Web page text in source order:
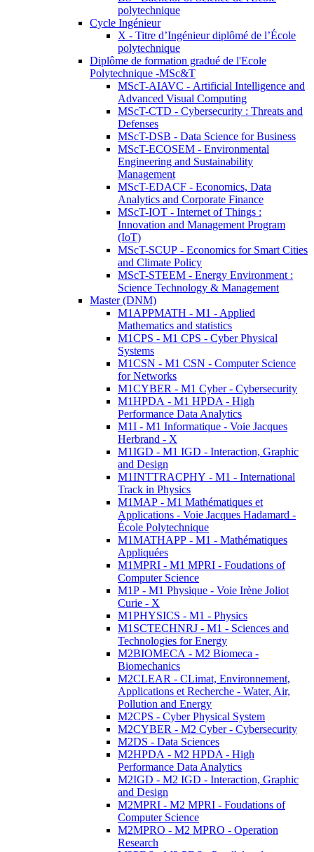
polytechnique
Cycle Ingénieur
X - Titre d’Ingénieur diplômé de l’École
polytechnique
Diplôme de formation gradué de l'Ecole
Polytechnique -MSc&T
MScT-AIAVC - Artificial Intelligence and
Advanced Visual Computing
MScT-CTD - Cybersecurity : Threats and
Defenses
MScT-DSB - Data Science for Business
MScT-ECOSEM - Environmental
Engineering and Sustainability
Management
MScT-EDACF - Economics, Data
Analytics and Corporate Finance
MScT-IOT - Internet of Things :
Innovation and Management Program
(IoT)
MScT-SCUP - Economics for Smart Cities
and Climate Policy
MScT-STEEM - Energy Environment :
Science Technology & Management
Master (DNM)
M1APPMATH - M1 - Applied
Mathematics and statistics
M1CPS - M1 CPS - Cyber Physical
Systems
M1CSN - M1 CSN - Computer Science
for Networks
M1CYBER - M1 Cyber - Cybersecurity
M1HPDA - M1 HPDA - High
Performance Data Analytics
M1I - M1 Informatique - Voie Jacques
Herbrand - X
M1IGD - M1 IGD - Interaction, Graphic
and Design
M1INTTRACPHY - M1 - International
Track in Physics
M1MAP - M1 Mathématiques et
Applications - Voie Jacques Hadamard -
École Polytechnique
M1MATHAPP - M1 - Mathématiques
Appliquées
M1MPRI - M1 MPRI - Foudations of
Computer Science
M1P - M1 Physique - Voie Irène Joliot
Curie - X
M1PHYSICS - M1 - Physics
M1SCTECHNRJ - M1 - Sciences and
Technologies for Energy
M2BIOMECA - M2 Biomeca -
Biomechanics
M2CLEAR - CLimat, Environnement,
Applications et Recherche - Water, Air,
Pollution and Energy
M2CPS - Cyber Physical System
M2CYBER - M2 Cyber - Cybersecurity
M2DS - Data Sciences
M2HPDA - M2 HPDA - High
Performance Data Analytics
M2IGD - M2 IGD - Interaction, Graphic
and Design
M2MPRI - M2 MPRI - Foudations of
Computer Science
M2MPRO - M2 MPRO - Operation
Research